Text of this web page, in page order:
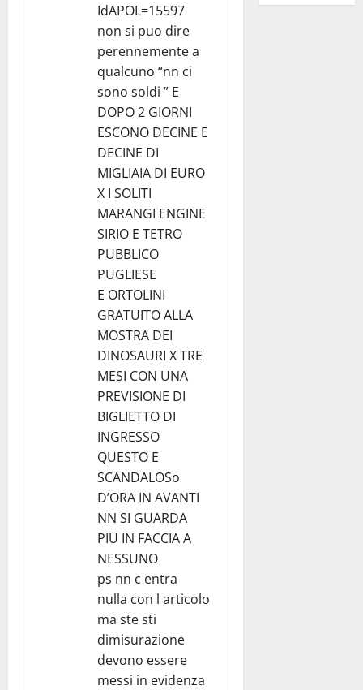
IdAPOL=15597
non si puo dire
perennemente a
qualcuno “nn ci
sono soldi ” E
DOPO 2 GIORNI
ESCONO DECINE E
DECINE DI
MIGLIAIA DI EURO
X I SOLITI
MARANGI ENGINE
SIRIO E TETRO
PUBBLICO
PUGLIESE
E ORTOLINI
GRATUITO ALLA
MOSTRA DEI
DINOSAURI X TRE
MESI CON UNA
PREVISIONE DI
BIGLIETTO DI
INGRESSO
QUESTO E
SCANDALOSo
D’ORA IN AVANTI
NN SI GUARDA
PIU IN FACCIA A
NESSUNO
ps nn c entra
nulla con l articolo
ma ste sti
dimisurazione
devono essere
messi in evidenza